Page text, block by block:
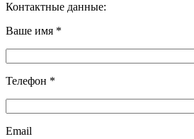
Контактные данные:
Ваше имя *
Телефон *
Email